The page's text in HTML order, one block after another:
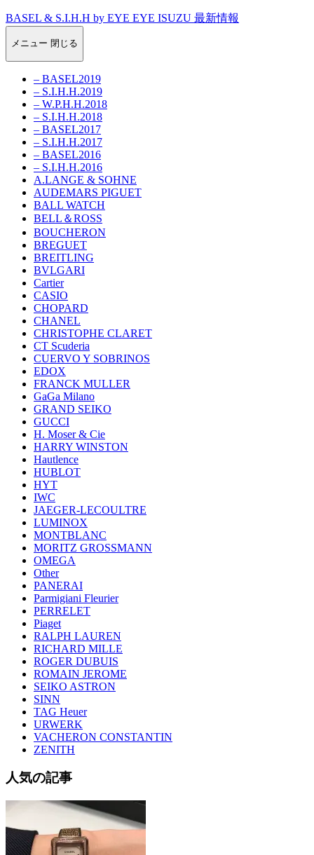
BASEL & S.I.H.H by EYE EYE ISUZU 最新情報
メニュー 閉じる
– BASEL2019
– S.I.H.H.2019
– W.P.H.H.2018
– S.I.H.H.2018
– BASEL2017
– S.I.H.H.2017
– BASEL2016
– S.I.H.H.2016
A.LANGE & SOHNE
AUDEMARS PIGUET
BALL WATCH
BELL＆ROSS
BOUCHERON
BREGUET
BREITLING
BVLGARI
Cartier
CASIO
CHOPARD
CHANEL
CHRISTOPHE CLARET
CT Scuderia
CUERVO Y SOBRINOS
EDOX
FRANCK MULLER
GaGa Milano
GRAND SEIKO
GUCCI
H. Moser & Cie
HARRY WINSTON
Hautlence
HUBLOT
HYT
IWC
JAEGER-LECOULTRE
LUMINOX
MONTBLANC
MORITZ GROSSMANN
OMEGA
Other
PANERAI
Parmigiani Fleurier
PERRELET
Piaget
RALPH LAUREN
RICHARD MILLE
ROGER DUBUIS
ROMAIN JEROME
SEIKO ASTRON
SINN
TAG Heuer
URWERK
VACHERON CONSTANTIN
ZENITH
人気の記事